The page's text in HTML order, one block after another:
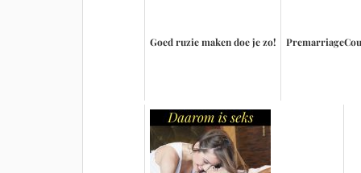
Goed ruzie maken doe je zo!